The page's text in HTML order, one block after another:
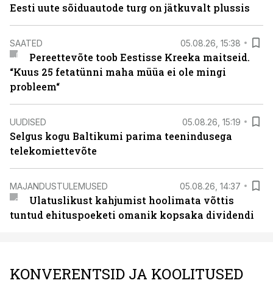
Eesti uute sõiduautode turg on jätkuvalt plussis
SAATED 05.08.26, 15:38
Pereettevõte toob Eestisse Kreeka maitseid.
“Kuus 25 fetatünni maha müüa ei ole mingi
probleem“
UUDISED 05.08.26, 15:19
Selgus kogu Baltikumi parima teenindusega
telekomiettevõte
MAJANDUSTULEMUSED 05.08.26, 14:37
Ulatuslikust kahjumist hoolimata võttis
tuntud ehituspoeketi omanik kopsaka dividendi
KONVERENTSID JA KOOLITUSED